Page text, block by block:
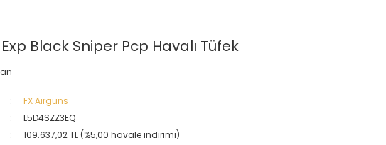
Black Sniper Pcp Havalı Tüfek
FX Airguns
L5D4SZZ3EQ
109.637,02 TL (%5,00 havale indirimi)